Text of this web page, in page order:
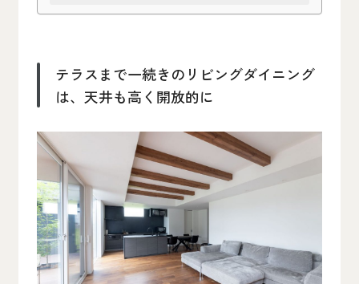
テラスまで一続きのリビングダイニング
は、天井も高く開放的に